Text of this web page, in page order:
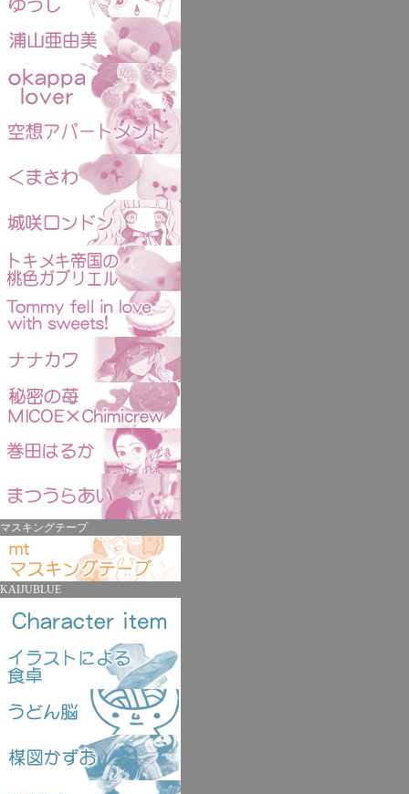
マスキングテープ
KAIJUBLUE